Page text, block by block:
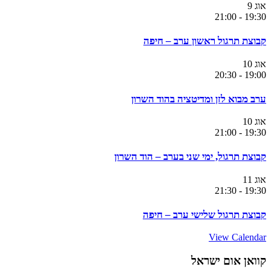
אוג 9
19:30
-
21:00
קבוצת תרגול ראשון ערב – חיפה
אוג 10
19:00
-
20:30
ערב מבוא לזן ומדיטציה בהוד השרון
אוג 10
19:30
-
21:00
קבוצת תרגול, ימי שני בערב – הוד השרון
אוג 11
19:30
-
21:30
קבוצת תרגול שלישי ערב – חיפה
View Calendar
קוואן אום ישראל